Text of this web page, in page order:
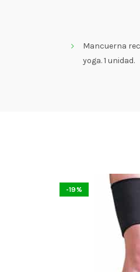
Mancuerna
yoga. 1 unidad.
-19%